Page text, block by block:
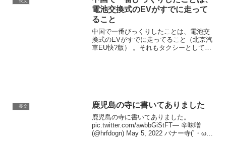
電池交換式のEVがすでに走って
ること
中国で一番びっくりしたことは、電池交
換式のEVがすでに走ってること（北京汽
車EU快?版） 。それもタクシーとしてば
長文 鹿児島の寺に書いてありました
鹿児島の寺に書いてありました。
pic.twitter.com/awbbGiStFT— 辛味噌
(@hrfdogn) May 5, 2022 バナー寺(´・ω・